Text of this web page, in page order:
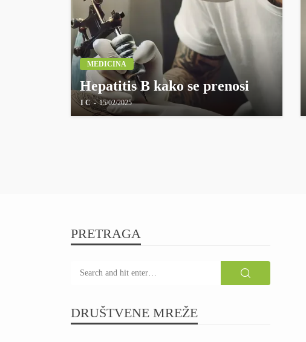
MEDICINA
Hepatitis B kako se prenosi
I C 15/02/2025
PRETRAGA
DRUŠTVENE MREŽE